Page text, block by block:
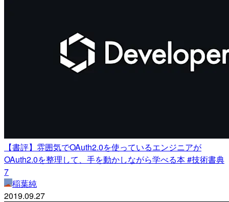
【書評】雰囲気でOAuth2.0を使っているエンジニアが
OAuth2.0を整理して、手を動かしながら学べる本 #技術書典
7
稲葉純
2019.09.27